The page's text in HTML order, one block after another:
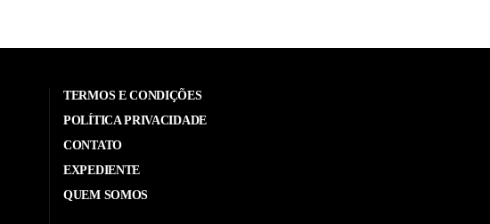
TERMOS E CONDIÇÕES
POLÍTICA PRIVACIDADE
CONTATO
EXPEDIENTE
QUEM SOMOS